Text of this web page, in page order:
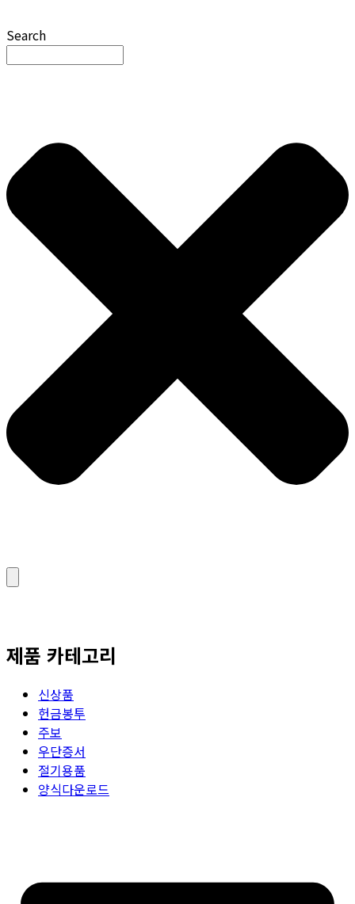
Search
제품 카테고리
신상품
헌금봉투
주보
우단증서
절기용품
양식다운로드